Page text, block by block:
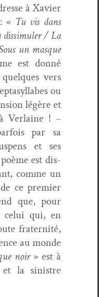
à Xavier
« Tu vis dans
dis­simuler / La
un masque
est don­né
vers
ou
légère et
Ver­laine ! –
par sa
et ses
est dis­
comme un
ce pre­mier
que, pour
celui qui, en
fra­ter­nité,
au monde
noir» est à
la sin­istre